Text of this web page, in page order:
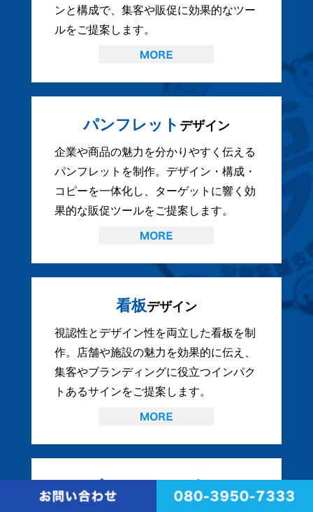
ンと構成で、集客や販促に効果的なツー
ルをご提案します。
パンフレット デザイン
企業や商品の魅力を分かりやすく伝える
パンフレットを制作。デザイン・構成・
コピーを一体化し、ターゲットに響く効
果的な販促ツールをご提案します。
看板デザイン
視認性とデザイン性を両立した看板を制
作。店舗や施設の魅力を効果的に伝え、
集客やブランディングに役立つインパク
トあるサインをご提案します。
ブランディング構築